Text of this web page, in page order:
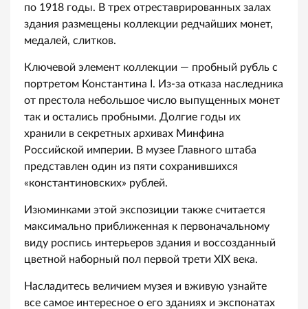
по 1918 годы. В трех отреставрированных залах
здания размещены коллекции редчайших монет,
медалей, слитков.
Ключевой элемент коллекции — пробный рубль с
портретом Константина I. Из-за отказа наследника
от престола небольшое число выпущенных монет
так и остались пробными. Долгие годы их
хранили в секретных архивах Минфина
Российской империи. В музее Главного штаба
представлен один из пяти сохранившихся
«константиновских» рублей.
Изюминками этой экспозиции также считается
максимально приближенная к первоначальному
виду роспись интерьеров здания и воссозданный
цветной наборный пол первой трети XIX века.
Насладитесь величием музея и вживую узнайте
все самое интересное о его зданиях и экспонатах